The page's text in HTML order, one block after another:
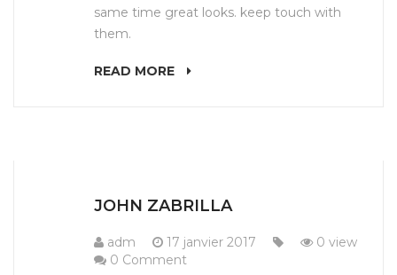
same time great looks. keep touch with
them.
READ MORE
JOHN ZABRILLA
adm 17 janvier 2017
0 view
0 Comment